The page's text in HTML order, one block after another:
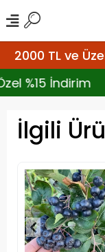
2000 TL ve
%15 İndirim
İlgili